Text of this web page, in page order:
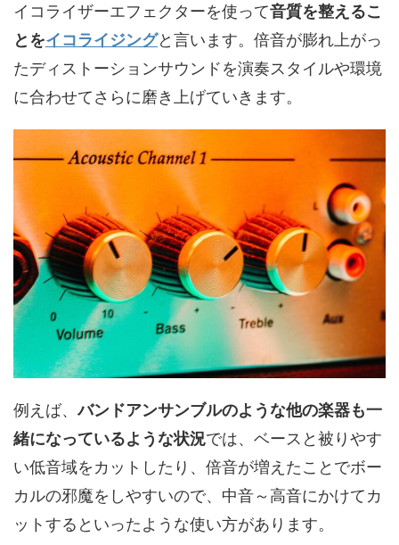
イコライザーエフェクターを使って音質を整えるこ
とをイコライジングと言います。倍音が膨れ上がっ
たディストーションサウンドを演奏スタイルや環境
に合わせてさらに磨き上げていきます。
例えば、バンドアンサンブルのような他の楽器も一
緒になっているような状況では、ベースと被りやす
い低音域をカットしたり、倍音が増えたことでボー
カルの邪魔をしやすいので、中音～高音にかけてカ
ットするといったような使い方があります。